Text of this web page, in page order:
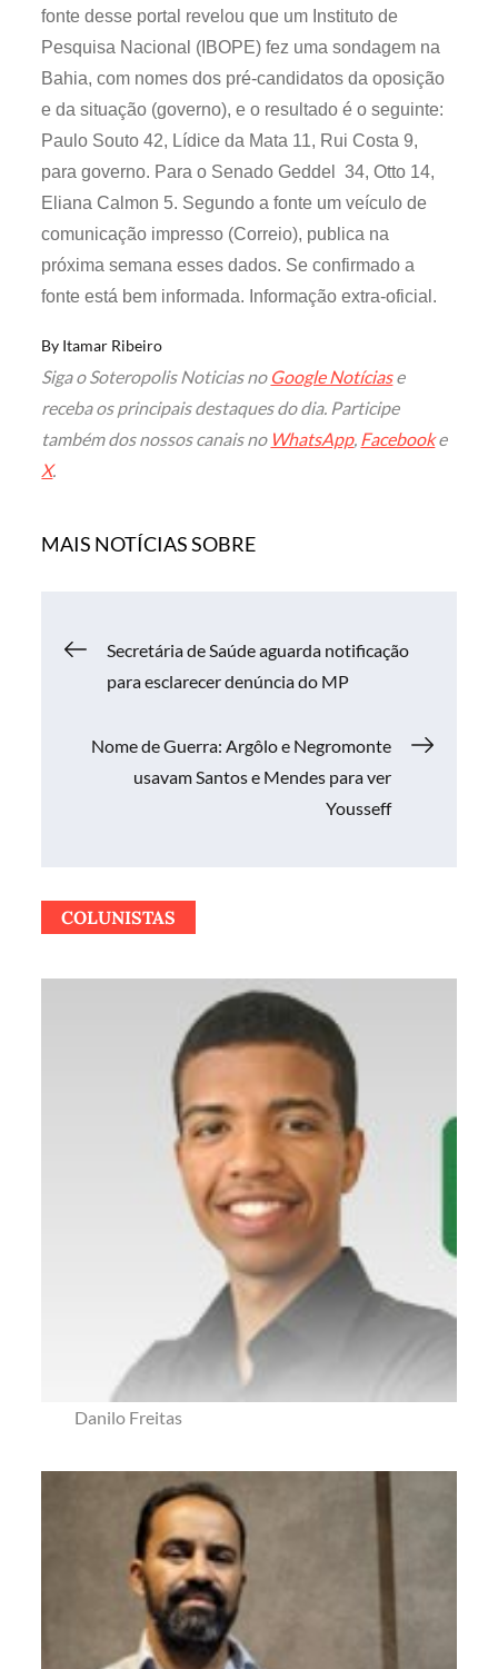
fonte desse portal revelou que um Instituto de
Pesquisa Nacional (IBOPE) fez uma sondagem na
Bahia, com nomes dos pré-candidatos da oposição
e da situação (governo), e o resultado é o seguinte:
Paulo Souto 42, Lídice da Mata 11, Rui Costa 9,
para governo. Para o Senado Geddel 34, Otto 14,
Eliana Calmon 5. Segundo a fonte um veículo de
comunicação impresso (Correio), publica na
próxima semana esses dados. Se confirmado a
fonte está bem informada. Informação extra-oficial.
By Itamar Ribeiro
Siga o Soteropolis Noticias no Google Notíciase
receba os principais destaques do dia. Participe
também dos nossos canais no WhatsApp, Facebooke
X.
MAIS NOTÍCIAS SOBRE
Navegação
Post
Secretária de Saúde aguarda notificação
para esclarecer denúncia do MP
Nome de Guerra: Argôlo e Negromonte
usavam Santos e Mendes para ver
Yousseff
COLUNISTAS
Danilo Freitas